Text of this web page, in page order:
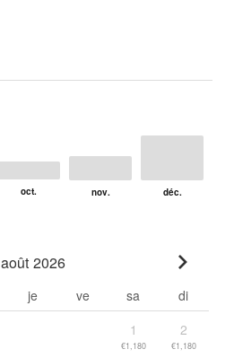
août 2026
je ve sa
di
1
€1,180
2
€1,180